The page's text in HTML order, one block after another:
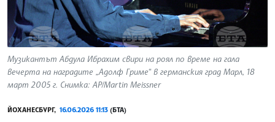
Музикантът Абдула Ибрахим свири на роял по време на гала
вечерта на наградите „Адолф Гриме“ в германския град Марл, 18
март 2005 г. Снимка: AP/Martin Meissner
ЙОХАНЕСБУРГ, 16.06.2026 11:13 (БТА)